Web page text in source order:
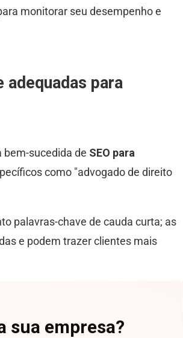
monitorar seu desempenho e
para
bem-sucedida de SEO para
como "advogado de direito
palavras-chave de cauda curta; as
e podem trazer clientes mais
sua empresa?